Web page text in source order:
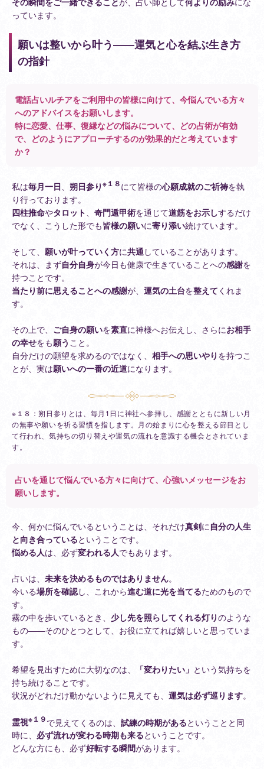
っています。
願いは整いから叶う――運気と心を結ぶ生き方
の指針
電話占いルチアをご利用中の皆様に向けて、今悩んでいる方々
へのアドバイスをお願いします。
特に恋愛、仕事、復縁などの悩みについて、どの占術が有効
で、どのようにアプローチするのが効果的だと考えています
か？
私は毎月一日 朔日参り※１８にて皆様の心願成就のご祈祷を執
り行っております。
四柱推命やタロット 奇門遁甲術を通じて道筋をお示しするだけ
でなく、こうした形でも皆様の願いに寄り添い続けています。
そして、 願いが叶っていく方に共通 していることがあります。
それは、まず自分自身が今日も健康で生きていることへの感謝を
持つことです。
当たり前に思えることへの感謝が、 運気の土台を整えて くれま
す。
その上で、 ご自身の願いを素直に神様へお伝えし、さらにお相手
の幸せをも願う こと。
自分だけの願望を求めるのではなく、 相手への思いやり を持つこ
とが、実は願いへの一番の近道になります。
※１８：朔日参りとは、毎月1日に神社へ参拝し、感謝とともに新しい月
の無事や願いを祈る習慣を指します。月の始まりに心を整える節目とし
て行われ、気持ちの切り替えや運気の流れを意識する機会とされていま
す。
占いを通じて悩んでいる方々に向けて、心強いメッセージをお
願いします。
今、何かに悩んでいるということは、それだけ真剣に 自分の人生
と向き合っているということです。
悩める人は、必ず変われる人でもあります。
占いは、 未来を決めるものではありません。
今いる場所を確認し、これから進む道に光を当てるためのもので
す。
霧の中を歩いているとき、 少し先を照らしてくれる灯りのような
もの——そのひとつとして、お役に立てれば嬉しいと思っていま
す。
希望を見出すために大切なのは、 「変わりたい」 という気持ちを
持ち続けることです。
状況がどれだけ動かないように見えても、 運気は必ず巡ります。
霊視※１９で見えてくるのは、 試練の時期があるということと同
時に、 必ず流れが変わる時期も来るということです。
どんな方にも、必ず好転する瞬間があります。